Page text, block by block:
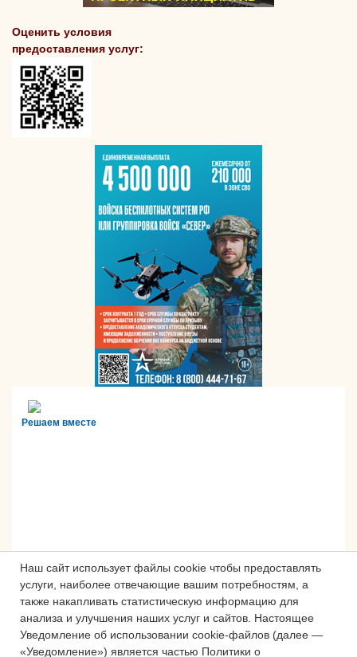
Наш сайт использует файлы cookie чтобы предоставлять
услуги, наиболее отвечающие вашим потребностям, а
также накапливать статистическую информацию для
анализа и улучшения наших услуг и сайтов. Настоящее
Уведомление об использовании cookie-файлов (далее —
«Уведомление») является частью Политики о
Оценить условия
предоставления услуг:
Решаем вместе
Сложности с получением «Пушкинской
карты» или приобретением билетов?